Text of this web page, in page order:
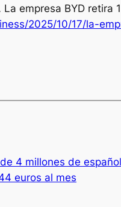
La empresa BYD
2025/10/17/la-
4 millones de
euros al mes